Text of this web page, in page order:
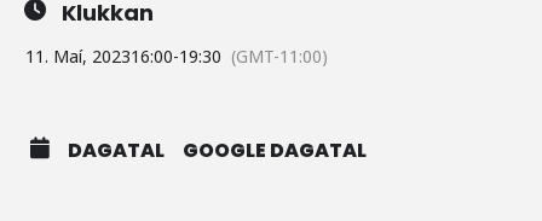
Klukkan
11. Maí, 202316:00-19:30 (GMT-11:00)
DAGATAL GOOGLE DAGATAL